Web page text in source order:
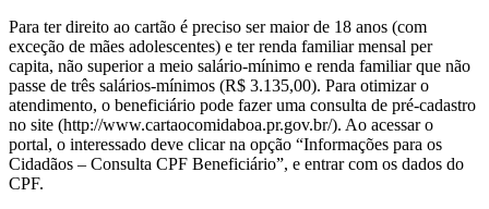
Para ter direito ao cartão é preciso ser maior de 18 anos (com
exceção de mães adolescentes) e ter renda familiar mensal per
capita, não superior a meio salário-mínimo e renda familiar que não
passe de três salários-mínimos (R$ 3.135,00). Para otimizar o
atendimento, o beneficiário pode fazer uma consulta de pré-cadastro
no site (http://www.cartaocomidaboa.pr.gov.br/). Ao acessar o
portal, o interessado deve clicar na opção “Informações para os
Cidadãos – Consulta CPF Beneficiário”, e entrar com os dados do
CPF.